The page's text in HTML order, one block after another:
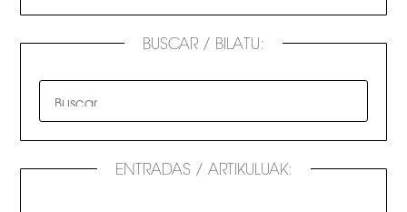
BUSCAR / BILATU:
ENTRADAS / ARTIKULUAK: